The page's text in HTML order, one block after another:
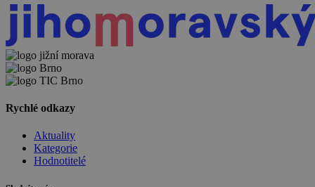
Rychlé odkazy
Aktuality
Kategorie
Hodnotitelé